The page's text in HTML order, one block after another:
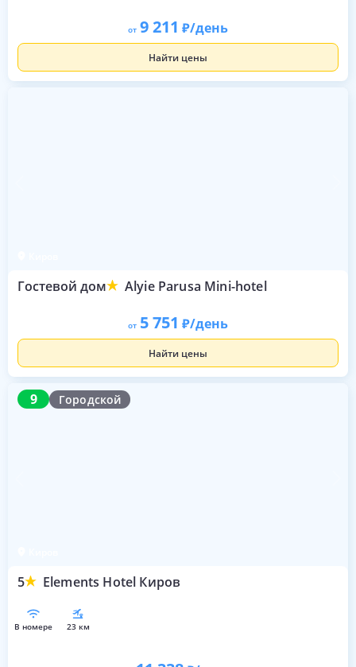
от 9 211 /день
Найти цены
Гостевой дом Alyie Parusa Mini-hotel
от 5 751 /день
Найти цены
9 Городской
5 Elements Hotel Киров
9
в номере 23 км